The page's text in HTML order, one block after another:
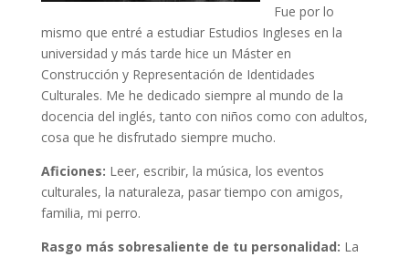
Fue por lo
mismo que entré a estudiar Estudios Ingleses en la
universidad y más tarde hice un Máster en
Construcción y Representación de Identidades
Culturales. Me he dedicado siempre al mundo de la
docencia del inglés, tanto con niños como con adultos,
cosa que he disfrutado siempre mucho.
Aficiones: Leer, escribir, la música, los eventos
culturales, la naturaleza, pasar tiempo con amigos,
familia, mi perro.
Rasgo más sobresaliente de tu personalidad: La